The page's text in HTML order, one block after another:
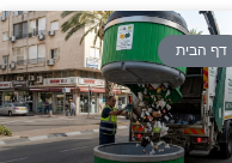
דף הבית